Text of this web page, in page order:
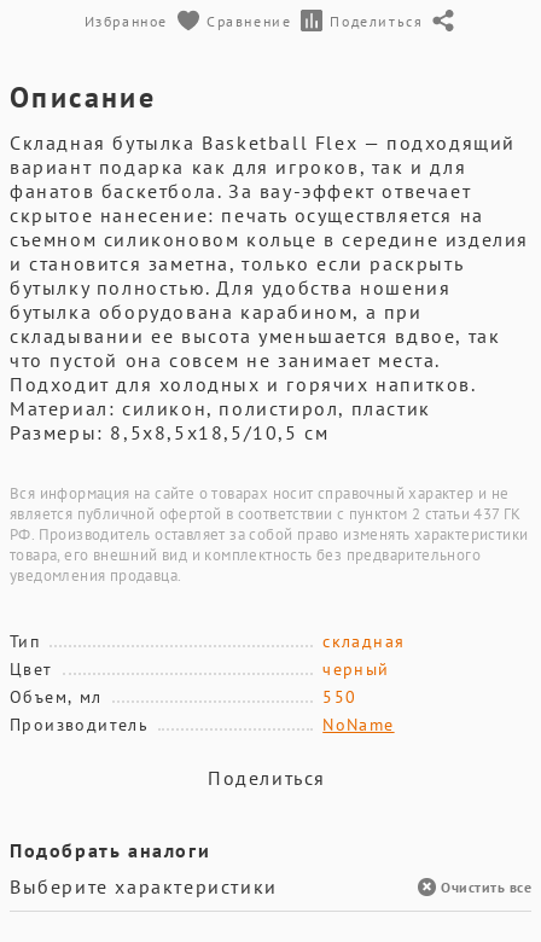
Избранное Сравнение Поделиться
Описание
Складная бутылка Basketball Flex — подходящий
вариант подарка как для игроков, так и для
фанатов баскетбола. За вау-эффект отвечает
скрытое нанесение: печать осуществляется на
съемном силиконовом кольце в середине изделия
и становится заметна, только если раскрыть
бутылку полностью. Для удобства ношения
бутылка оборудована карабином, а при
складывании ее высота уменьшается вдвое, так
что пустой она совсем не занимает места.
Подходит для холодных и горячих напитков.
Материал: силикон, полистирол, пластик
Размеры: 8,5x8,5x18,5/10,5 см
Вся информация на сайте о товарах носит справочный характер и не
является публичной офертой в соответствии с пунктом 2 статьи 437 ГК
РФ. Производитель оставляет за собой право изменять характеристики
товара, его внешний вид и комплектность без предварительного
уведомления продавца.
Тип
складная
Цвет
черный
Объем, мл
550
Производитель
NoName
Поделиться
Подобрать аналоги
Выберите характеристики
Очистить все